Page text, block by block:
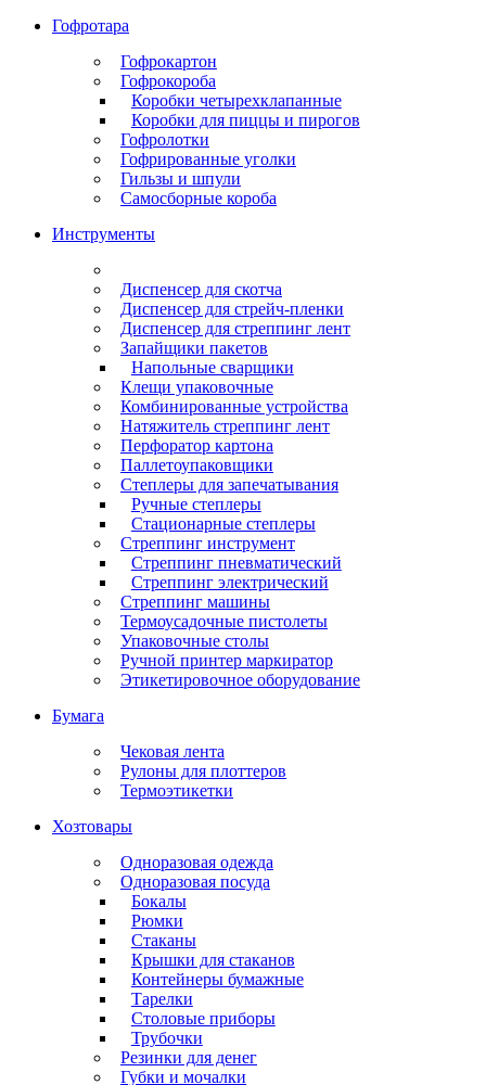
Гофротара
Гофрокартон
Гофрокороба
Коробки четырехклапанные
Коробки для пиццы и пирогов
Гофролотки
Гофрированные уголки
Гильзы и шпули
Самосборные короба
Инструменты
Диспенсер для скотча
Диспенсер для стрейч-пленки
Диспенсер для стреппинг лент
Запайщики пакетов
Напольные сварщики
Клещи упаковочные
Комбинированные устройства
Натяжитель стреппинг лент
Перфоратор картона
Паллетоупаковщики
Степлеры для запечатывания
Ручные степлеры
Стационарные степлеры
Стреппинг инструмент
Стреппинг пневматический
Стреппинг электрический
Стреппинг машины
Термоусадочные пистолеты
Упаковочные столы
Ручной принтер маркиратор
Этикетировочное оборудование
Бумага
Чековая лента
Рулоны для плоттеров
Термоэтикетки
Хозтовары
Одноразовая одежда
Одноразовая посуда
Бокалы
Рюмки
Стаканы
Крышки для стаканов
Контейнеры бумажные
Тарелки
Столовые приборы
Трубочки
Резинки для денег
Губки и мочалки